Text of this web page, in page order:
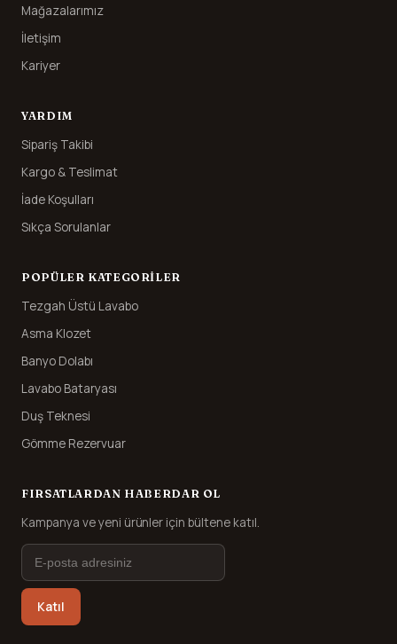
Mağazalarımız
İletişim
Kariyer
YARDIM
Sipariş Takibi
Kargo & Teslimat
İade Koşulları
Sıkça Sorulanlar
POPÜLER KATEGORILER
Tezgah Üstü Lavabo
Asma Klozet
Banyo Dolabı
Lavabo Bataryası
Duş Teknesi
Gömme Rezervuar
FIRSATLARDAN HABERDAR OL
Kampanya ve yeni ürünler için bültene katıl.
Katıl